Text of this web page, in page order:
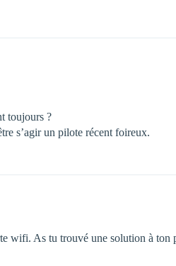
toujours ?
s’agir un pilote récent foireux.
wifi. As tu trouvé une solution à ton